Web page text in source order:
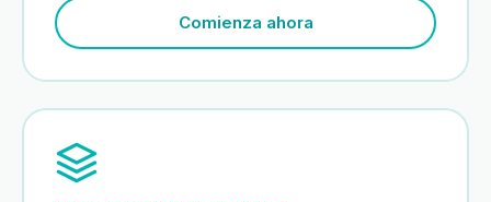
Comienza ahora